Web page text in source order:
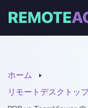
ホーム
リモートデスクトッ